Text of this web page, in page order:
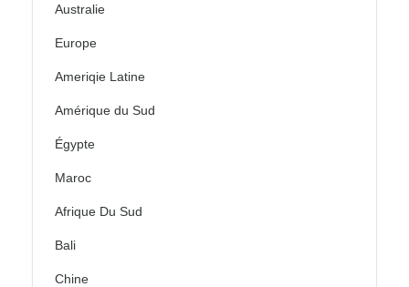
Australie
Europe
Ameriqie Latine
Amérique du Sud
Égypte
Maroc
Afrique Du Sud
Bali
Chine